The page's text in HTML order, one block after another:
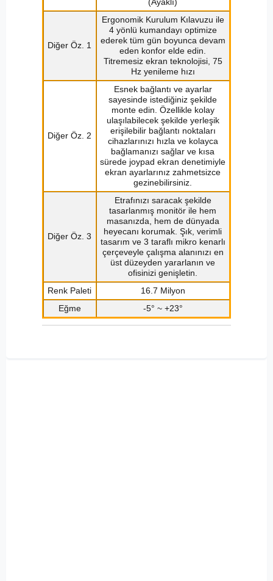
Diğer Öz. 1
Ergonomik Kurulum Kılavuzu ile
4 yönlü kumandayı optimize
ederek tüm gün boyunca devam
eden konfor elde edin.
Titremesiz ekran teknolojisi, 75
Hz yenileme hızı
Diğer Öz. 2
Esnek bağlantı ve ayarlar
sayesinde istediğiniz şekilde
monte edin. Özellikle kolay
ulaşılabilecek şekilde yerleşik
erişilebilir bağlantı noktaları
cihazlarınızı hızla ve kolayca
bağlamanızı sağlar ve kısa
sürede joypad ekran denetimiyle
ekran ayarlarınız zahmetsizce
gezinebilirsiniz.
Diğer Öz. 3
Etrafınızı saracak şekilde
tasarlanmış monitör ile hem
masanızda, hem de dünyada
heyecanı korumak. Şık, verimli
tasarım ve 3 taraflı mikro kenarlı
çerçeveyle çalışma alanınızı en
üst düzeyden yararlanın ve
ofisinizi genişletin.
Renk Paleti
16.7 Milyon
Eğme
-5° ~ +23°